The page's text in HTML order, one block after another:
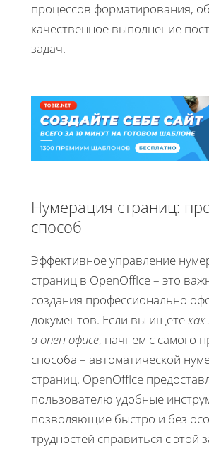
процессов форматирования,
качественное выполнение
задач.
Нумерация страниц:
способ
Эффективное управление
страниц в OpenOffice – это
создания профессионально
документов. Если вы ищете
в опен офисе, начнем с самого
способа – автоматической
страниц. OpenOffice
пользователю удобные
позволяющие быстро и без
трудностей справиться с этой